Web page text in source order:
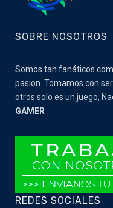
SOBRE NOSOTROS
Somos tan fanáticos
pasion. Tomamos con
otros solo es un juego,
GAMER
REDES SOCIALES